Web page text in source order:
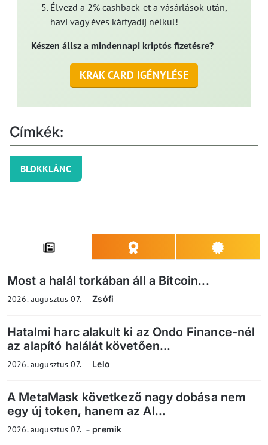
Élvezd a 2% cashback-et a vásárlások után,
havi vagy éves kártyadíj nélkül!
Készen állsz a mindennapi kriptós fizetésre?
KRAK CARD IGÉNYLÉSE
Címkék:
BLOKKLÁNC
Most a halál torkában áll a Bitcoin...
2026. augusztus 07. Zsófi
Hatalmi harc alakult ki az Ondo Finance-nél
az alapító halálát követően...
2026. augusztus 07. Lelo
A MetaMask következő nagy dobása nem
egy új token, hanem az AI...
2026. augusztus 07. premik